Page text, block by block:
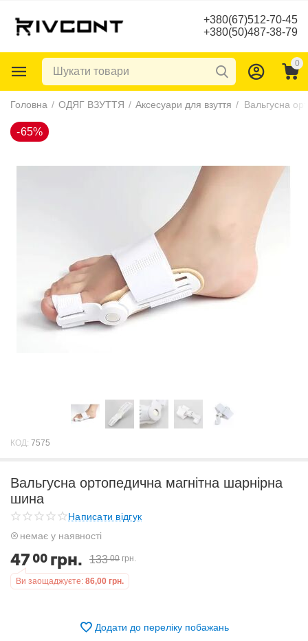
+380(67)512-70-45
+380(50)487-38-79
0
Головна / ОДЯГ ВЗУТТЯ / Аксесуари для взуття /
КОД: 7575
Вальгусна ортопедична магнітна шарнірна
шина
Написати відгук
немає у наявності
47 00 грн. 133 00 грн.
Ви заощаджуєте: 86,00 грн.
Додати до переліку побажань